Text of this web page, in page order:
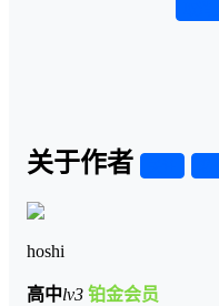
关于作者
hoshi
高中lv3 铂金会员